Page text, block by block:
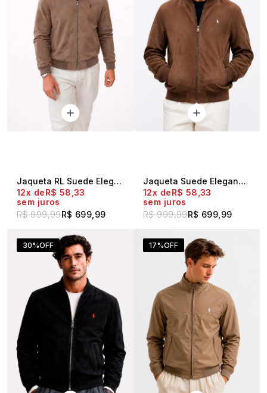
Jaqueta RL Suede Elegance Café
R$ 999,99R$ 699,99
12x
R$ 58,33
sem juros
Jaqueta Suede Elegance Marrom
R$ 999,99R$ 699,99
12x
R$ 58,33
sem juros
30%OFF 17%OFF